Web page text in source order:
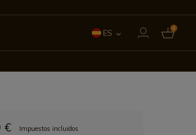
ES 0
€
Impuestos incluidos